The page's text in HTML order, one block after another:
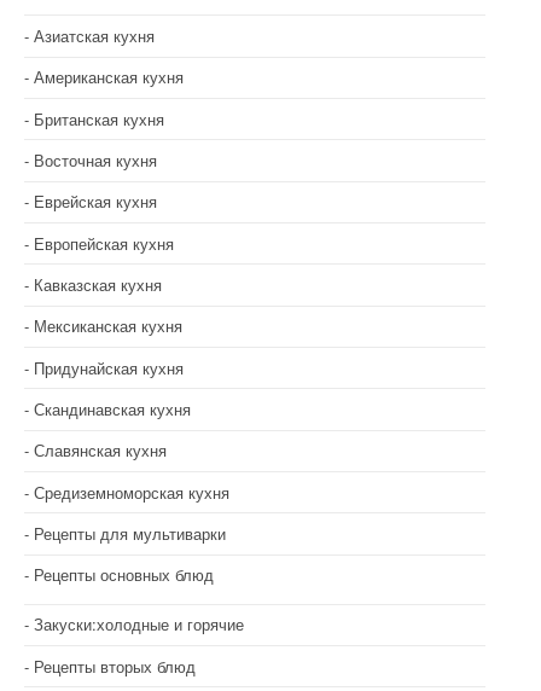
Азиатская кухня
Американская кухня
Британская кухня
Восточная кухня
Еврейская кухня
Европейская кухня
Кавказская кухня
Мексиканская кухня
Придунайская кухня
Скандинавская кухня
Славянская кухня
Средиземноморская кухня
Рецепты для мультиварки
Рецепты основных блюд
Закуски:холодные и горячие
Рецепты вторых блюд